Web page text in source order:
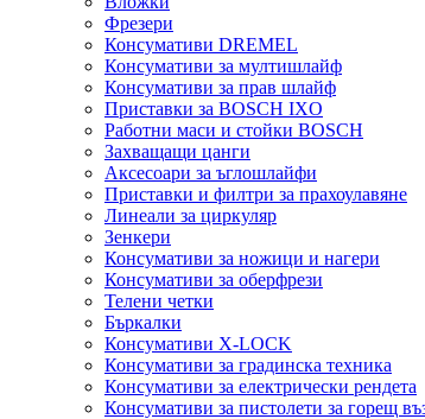
Фрезери
Консумативи DREMEL
Консумативи за мултишлайф
Консумативи за прав шлайф
Приставки за BOSCH IXO
Работни маси и стойки BOSCH
Захващащи цанги
Аксесоари за ъглошлайфи
Приставки и филтри за прахоулавяне
Линеали за циркуляр
Зенкери
Консумативи за ножици и нагери
Консумативи за оберфрези
Телени четки
Бъркалки
Консумативи X-LOCK
Консумативи за градинска техника
Консумативи за електрически рендета
Консумативи за пистолети за горещ